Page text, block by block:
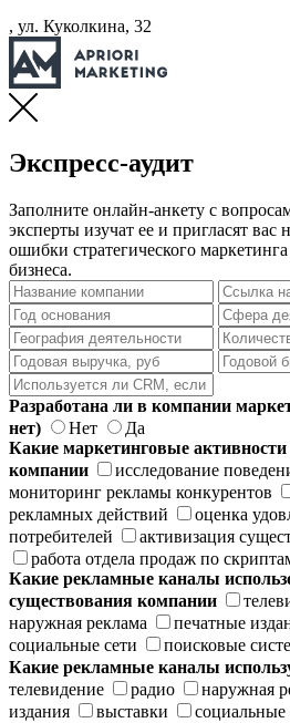
, ул. Куколкина, 32
Экспресс-аудит
Заполните онлайн-анкету с
эксперты изучат ее и пригласят вас
ошибки стратегического
бизнеса.
Разработана ли в компании
нет)
Нет
Да
Какие маркетинговые
компании
исследование
мониторинг рекламы конкурентов
рекламных действий
оценка
потребителей
активизация
работа отдела продаж по
Какие рекламные каналы
существования компании
наружная реклама
печатные
социальные сети
поисковые
Какие рекламные каналы
телевидение
радио наружная
издания
выставки социальные